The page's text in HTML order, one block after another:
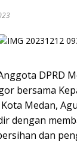
DPRD
bersama
Medan,
dengan
dan